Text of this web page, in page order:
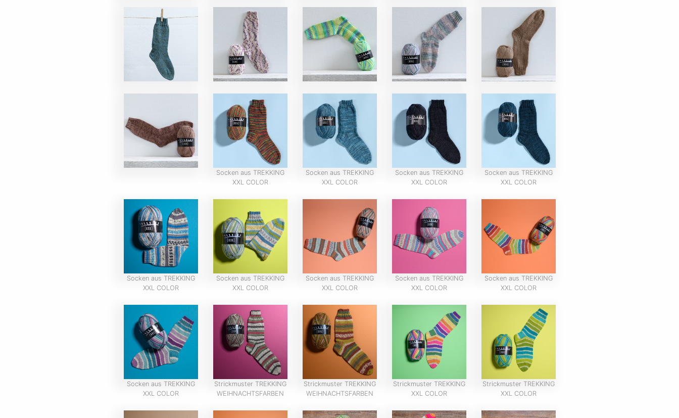
Socken aus TREKKING
XXL COLOR
Socken aus TREKKING
XXL COLOR
Socken aus TREKKING
XXL COLOR
Socken aus TREKKING
XXL COLOR
Socken aus TREKKING
XXL COLOR
Socken aus TREKKING
XXL COLOR
Socken aus TREKKING
XXL COLOR
Socken aus TREKKING
XXL COLOR
Socken aus TREKKING
XXL COLOR
Socken aus TREKKING
XXL COLOR
Strickmuster TREKKING
WEIHNACHTSFARBEN
Strickmuster TREKKING
WEIHNACHTSFARBEN
Strickmuster TREKKING
XXL COLOR
Strickmuster TREKKING
XXL COLOR